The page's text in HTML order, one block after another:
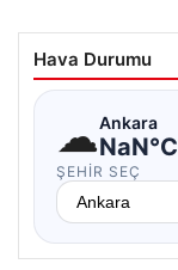
Hava Durumu
☁Ankara
NaN°C
ŞEHIR SEÇ